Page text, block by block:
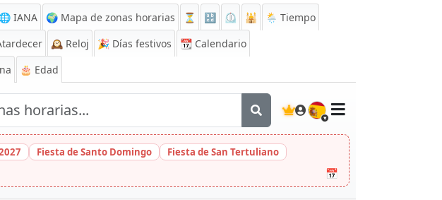
🌐 IANA 🌍 Mapa de zonas horarias ⏳ 🔡 ⏲️ 🕌
🌦️ Tiempo
🕰️ Reloj 🎉 Días festivos 📆 Calendario
🎂 Edad
🇪🇸
Fiesta de Santo Domingo
Fiesta de San Tertuliano
📅